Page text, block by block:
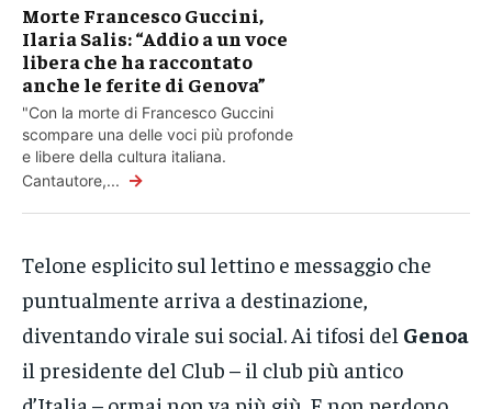
Morte Francesco Guccini,
Ilaria Salis: “Addio a un voce
libera che ha raccontato
anche le ferite di Genova”
"Con la morte di Francesco Guccini
scompare una delle voci più profonde
e libere della cultura italiana.
Cantautore,... →
Telone esplicito sul lettino e messaggio che
puntualmente arriva a destinazione,
diventando virale sui social. Ai tifosi del Genoa
il presidente del Club – il club più antico